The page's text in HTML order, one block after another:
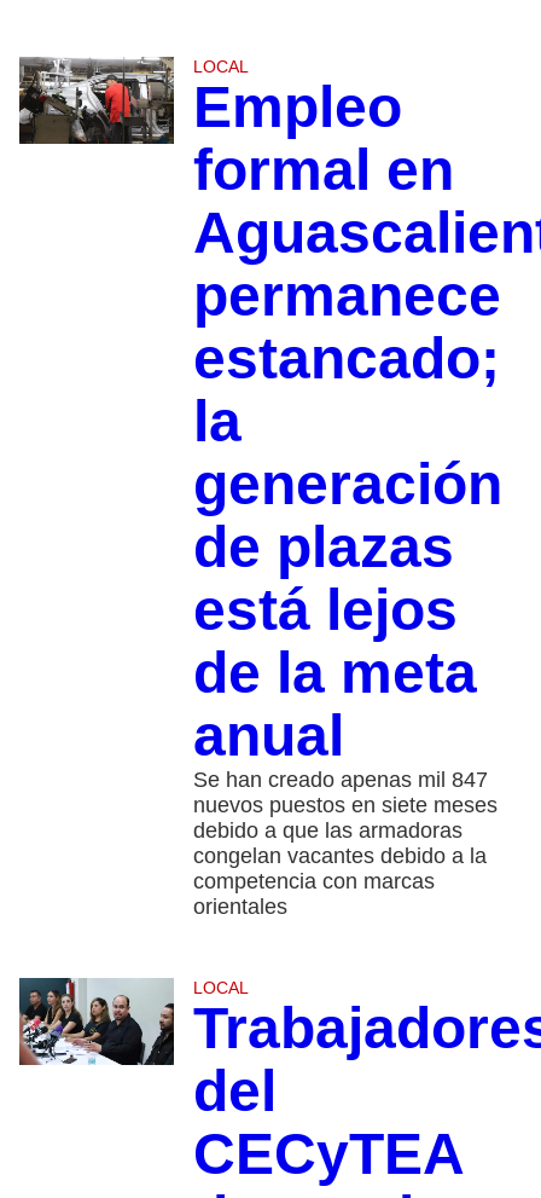
LOCAL
Empleo
formal en
permanece
estancado;
la
generación
de plazas
está lejos
de la meta
anual
Se han creado apenas mil 847
nuevos puestos en siete meses
debido a que las armadoras
congelan vacantes debido a la
competencia con marcas
orientales
LOCAL
del
CECyTEA